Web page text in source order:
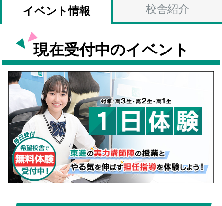
イベント情報 校舎紹介
現在受付中のイベント